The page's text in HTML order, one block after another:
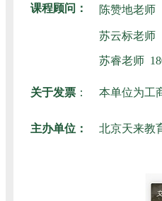
课程顾问： 陈赞地老师
苏云标老师
苏睿老师
关于发票 ： 本单位为工
主办单位： 北京天来教